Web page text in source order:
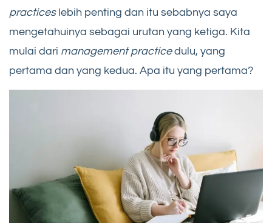
practiceslebih penting dan itu sebabnya saya
mengetahuinya sebagai urutan yang ketiga. Kita
mulai dari management practicedulu, yang
pertama dan yang kedua. Apa itu yang pertama?